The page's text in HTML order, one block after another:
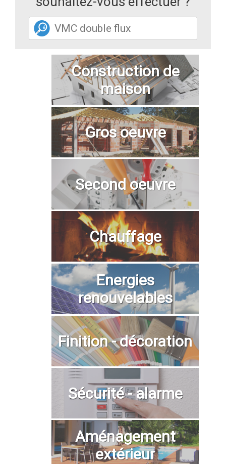
Construction de
maison
Gros oeuvre
Second oeuvre
Chauffage
Energies
renouvelables
Finition - décoration
Sécurité - alarme
Aménagement
extérieur